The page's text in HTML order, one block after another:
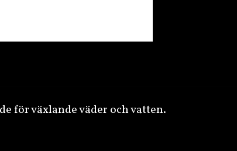
för växlande väder och vatten.